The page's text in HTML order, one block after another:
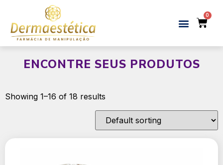
ENCONTRE SEUS PRODUTOS
Showing 1–16 of 18 results